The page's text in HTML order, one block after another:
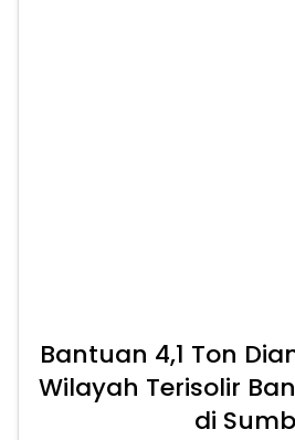
Bantuan 4,1 Ton
Wilayah Terisolir
di